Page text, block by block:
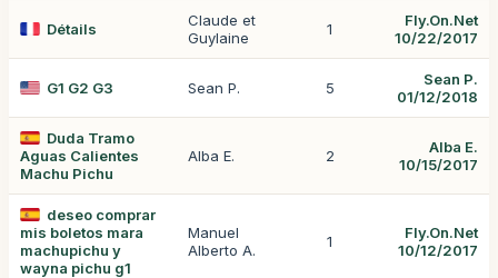
Détails
Claude et
Guylaine
1
Fly.On.Net
10/22/2017
G1 G2 G3 Sean P. 5
Sean P.
01/12/2018
Duda Tramo
Aguas Calientes
Machu Pichu
Alba E. 2
Alba E.
10/15/2017
deseo comprar
mis boletos mara
machupichu y
wayna pichu g1
Manuel
Alberto A.
1
Fly.On.Net
10/12/2017